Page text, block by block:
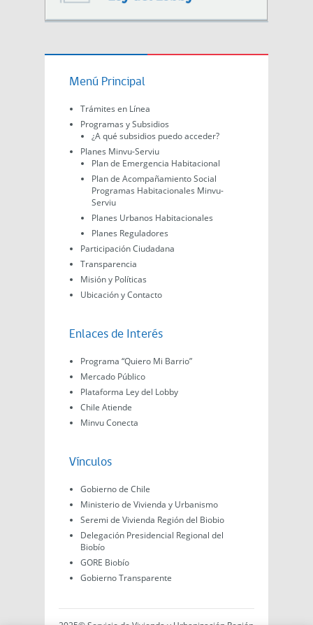
Menú Principal
Trámites en Línea
Programas y Subsidios
¿A qué subsidios puedo acceder?
Planes Minvu-Serviu
Plan de Emergencia Habitacional
Plan de Acompañamiento Social
Programas Habitacionales Minvu-
Serviu
Planes Urbanos Habitacionales
Planes Reguladores
Participación Ciudadana
Transparencia
Misión y Políticas
Ubicación y Contacto
Enlaces de Interés
Programa “Quiero Mi Barrio”
Mercado Público
Plataforma Ley del Lobby
Chile Atiende
Minvu Conecta
Vínculos
Gobierno de Chile
Ministerio de Vivienda y Urbanismo
Seremi de Vivienda Región del Biobio
Delegación Presidencial Regional del
Biobío
GORE Biobío
Gobierno Transparente